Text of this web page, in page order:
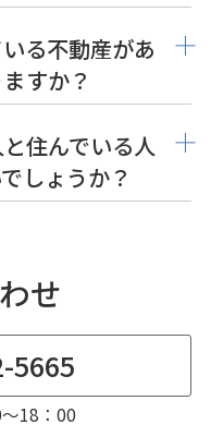
る不動産があ
すか？
住んでいる人
しょうか？
せ
5665
18：00